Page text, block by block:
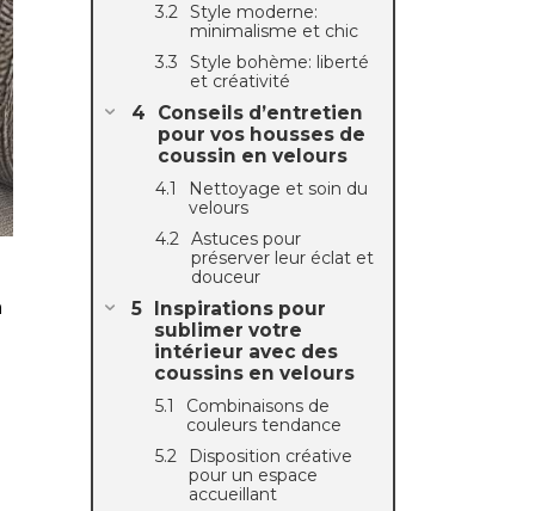
Style moderne:
minimalisme et chic
Style bohème: liberté
et créativité
Conseils d’entretien
pour vos housses de
coussin en velours
Nettoyage et soin du
velours
Astuces pour
préserver leur éclat et
douceur
Inspirations pour
sublimer votre
intérieur avec des
coussins en velours
Combinaisons de
couleurs tendance
Disposition créative
pour un espace
accueillant